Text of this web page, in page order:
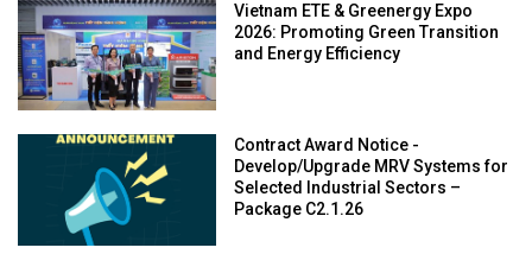
Vietnam ETE & Greenergy Expo
2026: Promoting Green Transition
and Energy Efficiency
Contract Award Notice -
Develop/Upgrade MRV Systems for
Selected Industrial Sectors –
Package C2.1.26